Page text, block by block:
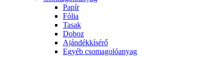
Papír
Fólia
Tasak
Doboz
Ajándékkísérő
Egyéb csomagolóanyag